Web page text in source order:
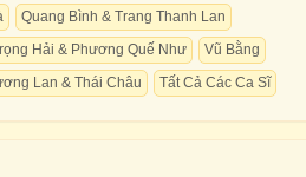
Quang Bình & Trang Thanh Lan
Hải & Phương Quế Như
Vũ Bằng
Lan & Thái Châu Tất Cả Các Ca Sĩ